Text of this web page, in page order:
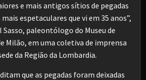
e mais antigos sítios de pegadas
espetaculares que vi em 35 anos”,
Sasso, paleontólogo do Museu de
Milão, em uma coletiva de imprensa
da Região da Lombardia.
que as pegadas foram deixadas